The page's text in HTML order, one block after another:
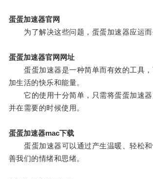
蛋蛋加速器官网
为了解决这些问题，蛋蛋加速器应运而
蛋蛋加速器官网网址
蛋蛋加速器是一种简单而有效的工具，
加生活的快乐和能量。
它的使用十分简单，只需将蛋蛋加速器
并在需要的时候使用。
蛋蛋加速器mac下载
蛋蛋加速器可以通过产生温暖、轻松和
善我们的情绪和思绪。